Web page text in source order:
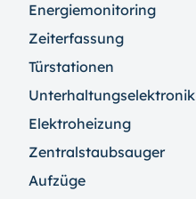
Energiemonitoring
Zeiterfassung
Türstationen
Unterhaltungselektronik
Elektroheizung
Zentralstaubsauger
Aufzüge